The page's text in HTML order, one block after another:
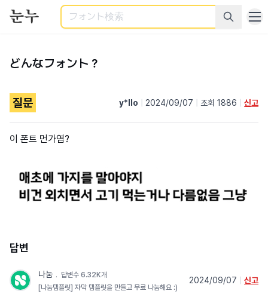
検索
どんなフォント？
질문 y*llo 2024/09/07 조회 1886 신고
이 폰트 먼가염?
답변
나눔 ﹒ 답변수 6.32K개
[나눔템플릿] 자막 템플릿을 만들고 무료 나눔해요 :)
2024/09/07 신고